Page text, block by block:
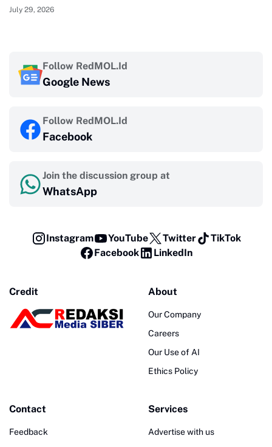
July 29, 2026
Follow RedMOL.Id
Google News
Follow RedMOL.Id
Facebook
Join the discussion group at
WhatsApp
Instagram YouTube Twitter
TikTok
Facebook
LinkedIn
Credit About
Our Company
Careers
Our Use of AI
Ethics Policy
Contact
Feedback
Services
Advertise with us